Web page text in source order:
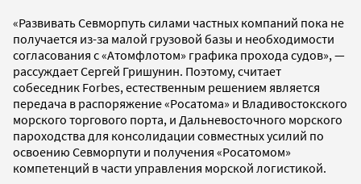
«Развивать Севморпуть силами частных компаний пока не
получается из-за малой грузовой базы и необходимости
согласования с «Атомфлотом» графика прохода судов», —
рассуждает Сергей Гришунин. Поэтому, считает
собеседник Forbes, естественным решением является
передача в распоряжение «Росатома» и Владивостокского
морского торгового порта, и Дальневосточного морского
пароходства для консолидации совместных усилий по
освоению Севморпути и получения «Росатомом»
компетенций в части управления морской логистикой.